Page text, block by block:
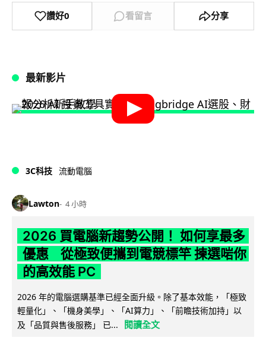
讚好0 看留言 分享
最新影片
3C科技 流動電腦
Lawton 4 小時
2026 買電腦新趨勢公開！ 如何享最多
優惠 從極致便攜到電競標竿 揀選啱你
的高效能 PC
2026 年的電腦選購基準已經全面升級。除了基本效能，「極致
輕量化」、「機身美學」、「AI算力」、「前瞻技術加持」以
及「品質與售後服務」 已...
閱讀全文